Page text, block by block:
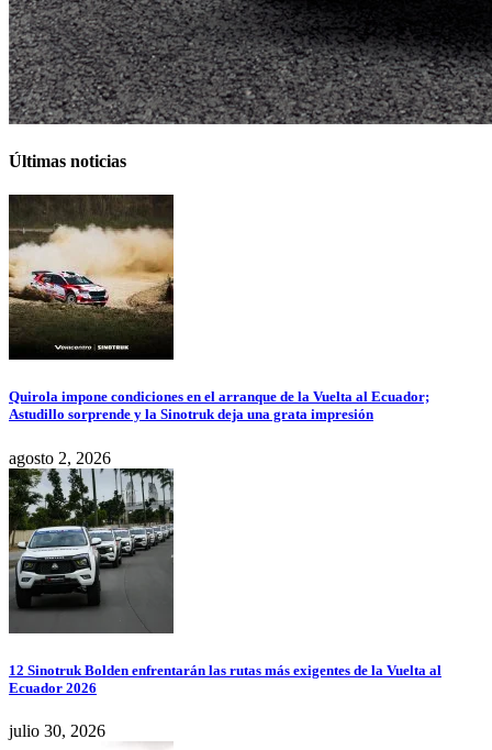
Últimas noticias
Quirola impone condiciones en el arranque de la Vuelta al Ecuador;
Astudillo sorprende y la Sinotruk deja una grata impresión
agosto 2, 2026
12 Sinotruk Bolden enfrentarán las rutas más exigentes de la Vuelta al
Ecuador 2026
julio 30, 2026